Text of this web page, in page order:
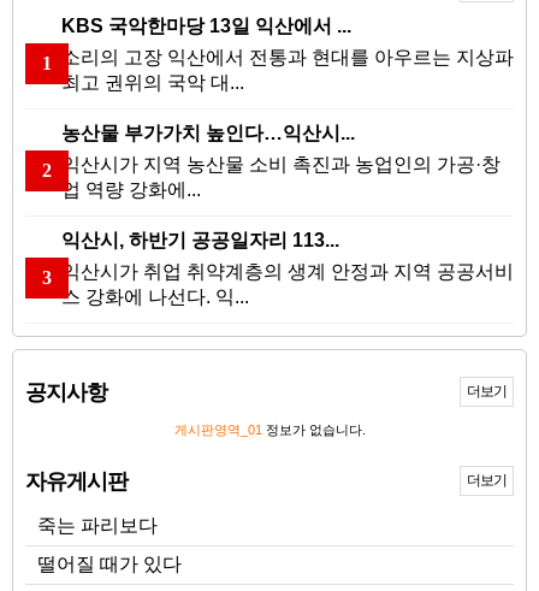
1
KBS 국악한마당 13일 익산에서 ...
소리의 고장 익산에서 전통과 현대를 아우르는 지상파
최고 권위의 국악 대...
2
농산물 부가가치 높인다…익산시...
익산시가 지역 농산물 소비 촉진과 농업인의 가공·창
업 역량 강화에...
3
익산시, 하반기 공공일자리 113...
익산시가 취업 취약계층의 생계 안정과 지역 공공서비
스 강화에 나선다. 익...
공지사항 더보기
게시판영역_01 정보가 없습니다.
자유게시판 더보기
죽는 파리보다
떨어질 때가 있다